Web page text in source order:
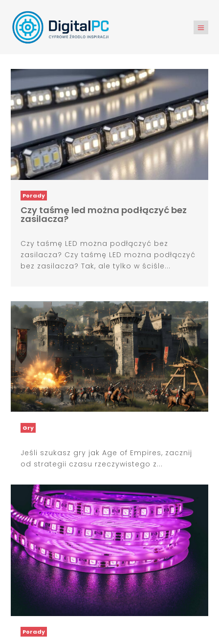
Porady
Czy taśmę led można podłączyć bez
zasilacza?
Czy taśmę LED można podłączyć bez
zasilacza? Czy taśmę LED można podłączyć
bez zasilacza? Tak, ale tylko w ściśle...
Gry
Jeśli szukasz gry jak Age of Empires, zacznij
od strategii czasu rzeczywistego z...
Porady